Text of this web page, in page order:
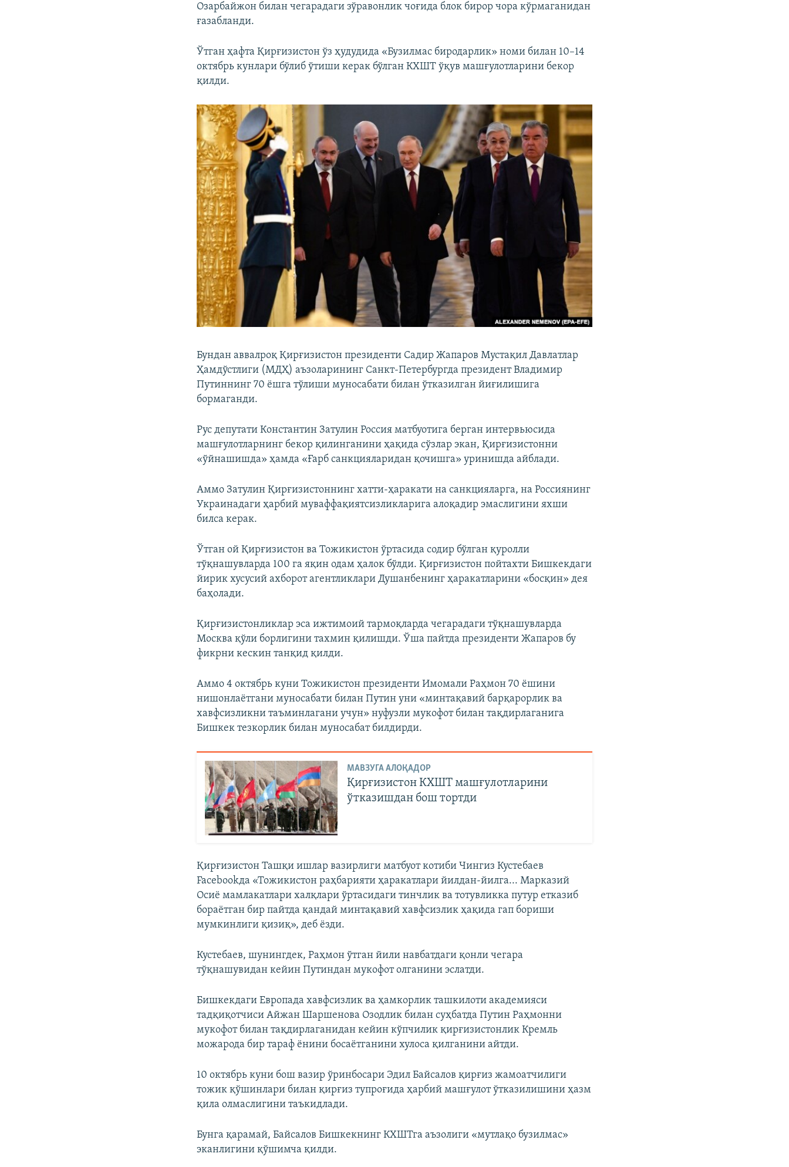
Озарбайжон билан чегарадаги зўравонлик чоғида блок бирор чора кўрмаганидан
ғазабланди.
Ўтган ҳафта Қирғизистон ўз ҳудудида «Бузилмас биродарлик» номи билан 10–14
октябрь кунлари бўлиб ўтиши керак бўлган КХШТ ўқув машғулотларини бекор
қилди.
Бундан аввалроқ Қирғизистон президенти Садир Жапаров Мустақил Давлатлар
Ҳамдўстлиги (МДҲ) аъзоларининг Санкт-Петербургда президент Владимир
Путиннинг 70 ёшга тўлиши муносабати билан ўтказилган йиғилишига
бормаганди.
Рус депутати Константин Затулин Россия матбуотига берган интервьюсида
машғулотларнинг бекор қилинганини ҳақида сўзлар экан, Қирғизистонни
«ўйнашишда» ҳамда «Ғарб санкцияларидан қочишга» уринишда айблади.
Аммо Затулин Қирғизистоннинг хатти-ҳаракати на санкцияларга, на Россиянинг
Украинадаги ҳарбий муваффақиятсизликларига алоқадир эмаслигини яхши
билса керак.
Ўтган ой Қирғизистон ва Тожикистон ўртасида содир бўлган қуролли
тўқнашувларда 100 га яқин одам ҳалок бўлди. Қирғизистон пойтахти Бишкекдаги
йирик хусусий ахборот агентликлари Душанбенинг ҳаракатларини «босқин» дея
баҳолади.
Қирғизистонликлар эса ижтимоий тармоқларда чегарадаги тўқнашувларда
Москва қўли борлигини тахмин қилишди. Ўша пайтда президенти Жапаров бу
фикрни кескин танқид қилди.
Аммо 4 октябрь куни Тожикистон президенти Имомали Раҳмон 70 ёшини
нишонлаётгани муносабати билан Путин уни «минтақавий барқарорлик ва
хавфсизликни таъминлагани учун» нуфузли мукофот билан тақдирлаганига
Бишкек тезкорлик билан муносабат билдирди.
МАВЗУГА АЛОҚАДОР
Қирғизистон КХШТ машғулотларини
ўтказишдан бош тортди
Қирғизистон Ташқи ишлар вазирлиги матбуот котиби Чингиз Кустебаев
Facebookда «Тожикистон раҳбарияти ҳаракатлари йилдан-йилга... Марказий
Осиё мамлакатлари халқлари ўртасидаги тинчлик ва тотувликка путур етказиб
бораётган бир пайтда қандай минтақавий хавфсизлик ҳақида гап бориши
мумкинлиги қизиқ», деб ёзди.
Кустебаев, шунингдек, Раҳмон ўтган йили навбатдаги қонли чегара
тўқнашувидан кейин Путиндан мукофот олганини эслатди.
Бишкекдаги Европада хавфсизлик ва ҳамкорлик ташкилоти академияси
тадқиқотчиси Айжан Шаршенова Озодлик билан суҳбатда Путин Раҳмонни
мукофот билан тақдирлаганидан кейин кўпчилик қирғизистонлик Кремль
можарода бир тараф ёнини босаётганини хулоса қилганини айтди.
10 октябрь куни бош вазир ўринбосари Эдил Байсалов қирғиз жамоатчилиги
тожик қўшинлари билан қирғиз тупроғида ҳарбий машғулот ўтказилишини ҳазм
қила олмаслигини таъкидлади.
Бунга қарамай, Байсалов Бишкекнинг КХШТга аъзолиги «мутлақо бузилмас»
эканлигини қўшимча қилди.